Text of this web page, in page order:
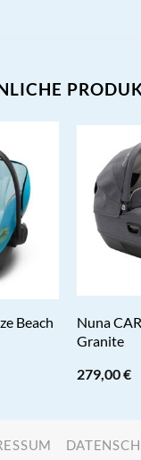
Beach
Nuna
Granite
279,00€